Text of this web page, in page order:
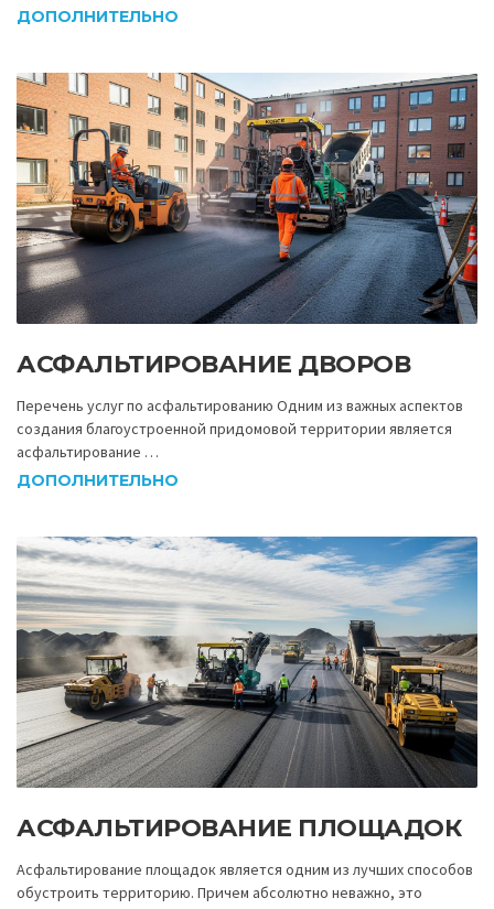
ДОПОЛНИТЕЛЬНО
АСФАЛЬТИРОВАНИЕ ДВОРОВ
Перечень услуг по асфальтированию Одним из важных аспектов
создания благоустроенной придомовой территории является
асфальтирование …
ДОПОЛНИТЕЛЬНО
АСФАЛЬТИРОВАНИЕ ПЛОЩАДОК
Асфальтирование площадок является одним из лучших способов
обустроить территорию. Причем абсолютно неважно, это